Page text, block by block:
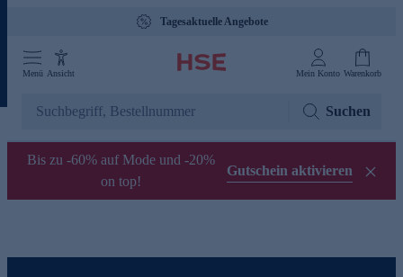
Tagesaktuelle Angebote
Menü Ansicht Mein Konto Warenkorb
Suchen
Bis zu -60% auf Mode und -20%
on top!
Gutschein aktivieren